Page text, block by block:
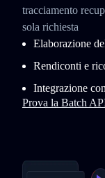
tracciamento
sola richiesta
Elaborazione
Rendiconti e
Integrazione
Prova la Batch